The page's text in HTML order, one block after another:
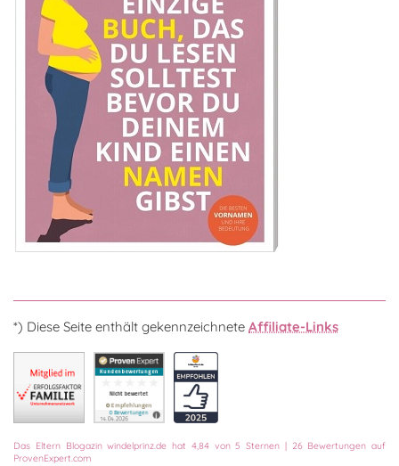
*) Diese Seite enthält gekennzeichnete Affiliate-Links
Das Eltern Blogazin windelprinz.de hat 4,84von5 Sternen | 26Bewertungen auf
ProvenExpert.com